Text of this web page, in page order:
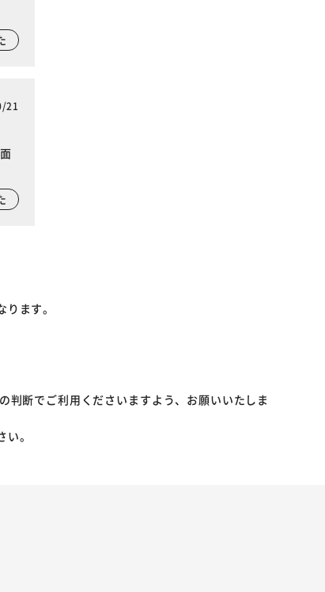
21
ます。
判断でご利用くださいますよう、お願いいたしま
。